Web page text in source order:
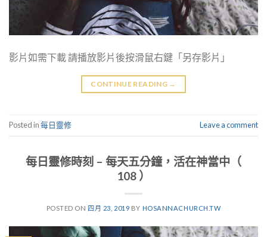
影片如需下載 請播放影片後按滑鼠右鍵「另存影片」
CONTINUE READING →
Posted in每日靈修 Leave a comment
每日靈修時刻 – 每天五分鐘，活在神當中（
108 ）
POSTED ON 四月 23, 2019 BY HOSANNACHURCH.TW